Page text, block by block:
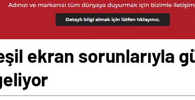
ekran sorunlarıyla